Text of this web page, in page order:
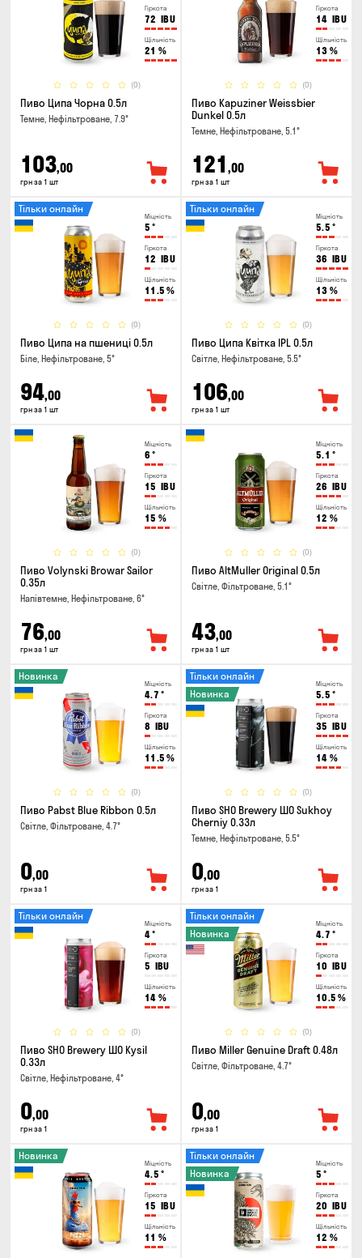
Гіркота
72 IBU
Щільність
21 %
(0)
Пиво Ципа Чорна 0.5л
Темне, Нефільтроване, 7.9°
103,00
грн за 1 шт
Гіркота
14 IBU
Щільність
13 %
(0)
Пиво Kapuziner Weissbier
Dunkel 0.5л
Темне, Нефільтроване, 5.1°
121 ,00
грн за 1 шт
Міцність
5 °
Гіркота
12 IBU
Щільність
11.5 %
(0)
Тільки онлайн
Пиво Ципа на пшениці 0.5л
Біле, Нефільтроване, 5°
94,00
грн за 1 шт
Міцність
5.5 °
Гіркота
36 IBU
Щільність
13 %
(0)
Тільки онлайн
Пиво Ципа Квітка IPL 0.5л
Світле, Нефільтроване, 5.5°
106,00
грн за 1 шт
Міцність
6 °
Гіркота
15 IBU
Щільність
15 %
(0)
Пиво Volynski Browar Sailor
0.35л
Напівтемне, Нефільтроване, 6°
76,00
грн за 1 шт
Міцність
5.1 °
Гіркота
26 IBU
Щільність
12 %
(0)
Пиво AltMuller Original 0.5л
Світле, Фільтроване, 5.1°
43,00
грн за 1 шт
Міцність
4.7 °
Гіркота
8 IBU
Щільність
11.5 %
(0)
Новинка
Пиво Pabst Blue Ribbon 0.5л
Світле, Фільтроване, 4.7°
0,00
грн за 1
Міцність
5.5 °
Гіркота
35 IBU
Щільність
14 %
(0)
Тільки онлайн
Новинка
Пиво SHO Brewery ШО Sukhoy
Cherniy 0.33л
Темне, Нефільтроване, 5.5°
0,00
грн за 1
Міцність
4°
Гіркота
5 IBU
Щільність
14 %
(0)
Тільки онлайн
Пиво SHO Brewery ШО Kysil
0.33л
Світле, Нефільтроване, 4°
0,00
грн за 1
Міцність
4.7 °
Гіркота
10 IBU
Щільність
10.5 %
(0)
Тільки онлайн
Новинка
Пиво Miller Genuine Draft 0.48л
Світле, Фільтроване, 4.7°
0,00
грн за 1
Міцність
4.5 °
Гіркота
15 IBU
Щільність
11 %
Новинка
Міцність
5 °
Гіркота
20 IBU
Щільність
12 %
Тільки онлайн
Новинка